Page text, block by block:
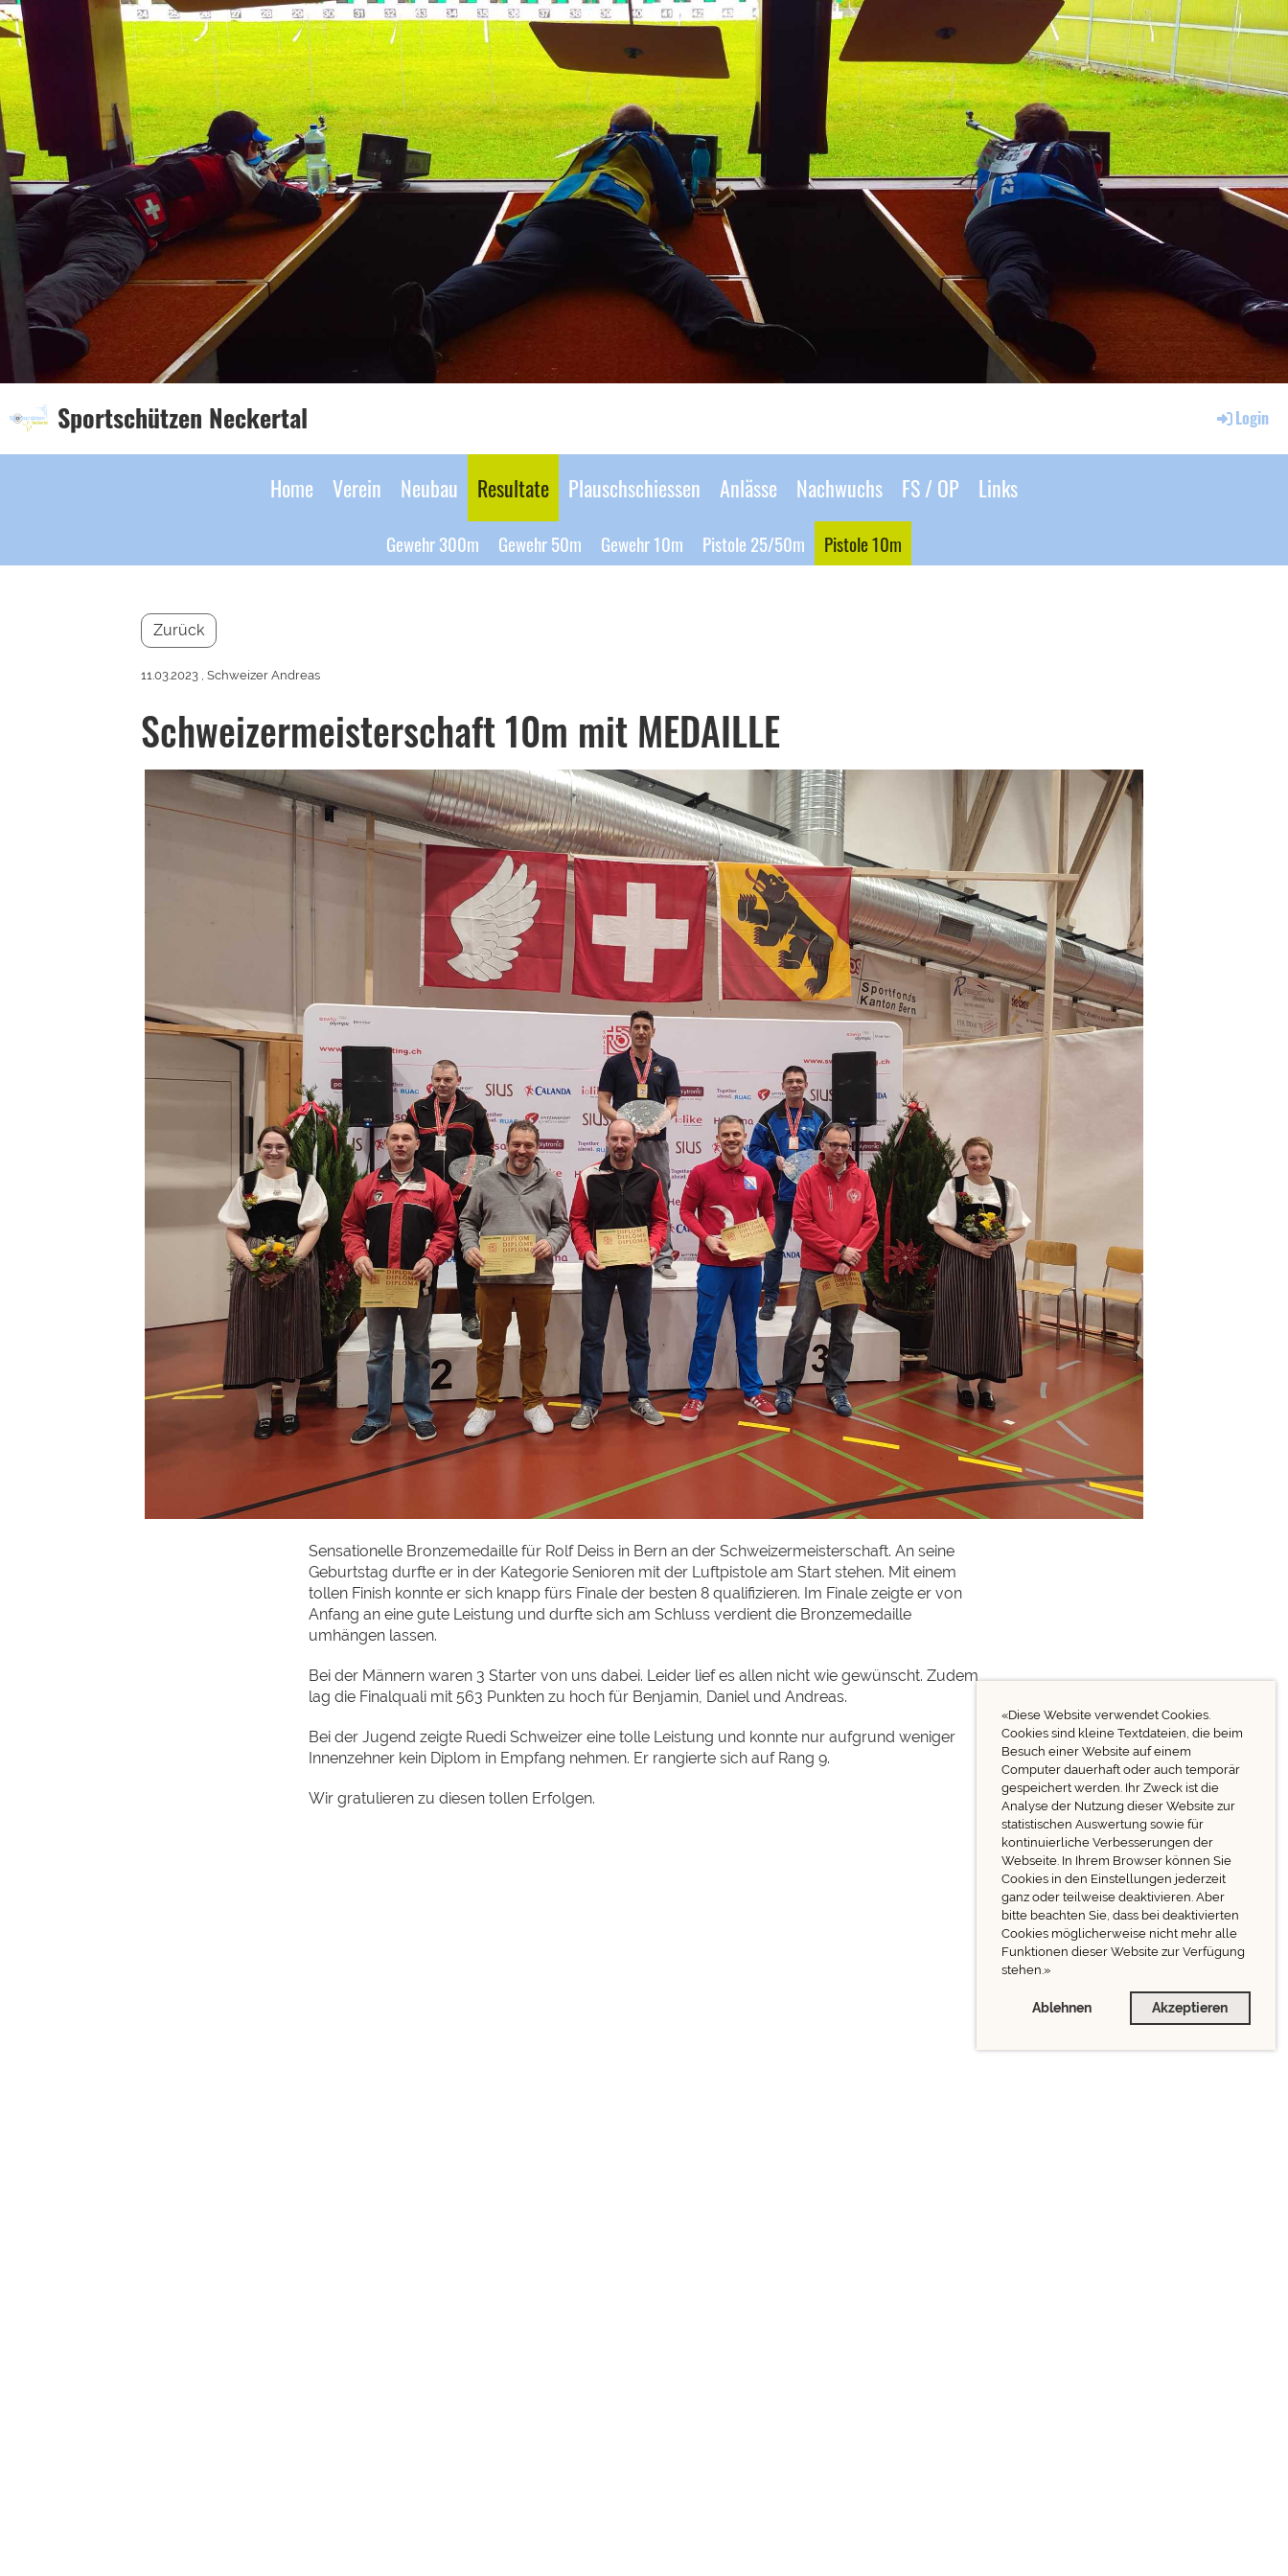
«Diese Website verwendet Cookies.
Cookies sind kleine Textdateien, die beim
Besuch einer Website auf einem
Computer dauerhaft oder auch temporär
gespeichert werden. Ihr Zweck ist die
Analyse der Nutzung dieser Website zur
statistischen Auswertung sowie für
kontinuierliche Verbesserungen der
Webseite. In Ihrem Browser können Sie
Cookies in den Einstellungen jederzeit
ganz oder teilweise deaktivieren. Aber
bitte beachten Sie, dass bei deaktivierten
Cookies möglicherweise nicht mehr alle
Funktionen dieser Website zur Verfügung
stehen.»
Ablehnen Akzeptieren
Sportschützen Neckertal Login
Home Verein Neubau Resultate Plauschschiessen Anlässe Nachwuchs FS / OP Links
Gewehr 300m Gewehr 50m Gewehr 10m Pistole 25/50m Pistole 10m
Zurück
11.03.2023 , Schweizer Andreas
Schweizermeisterschaft 10m mit MEDAILLE
Sensationelle Bronzemedaille für Rolf Deiss in Bern an der Schweizermeisterschaft. An seine
Geburtstag durfte er in der Kategorie Senioren mit der Luftpistole am Start stehen. Mit einem
tollen Finish konnte er sich knapp fürs Finale der besten 8 qualifizieren. Im Finale zeigte er von
Anfang an eine gute Leistung und durfte sich am Schluss verdient die Bronzemedaille
umhängen lassen.
Bei der Männern waren 3 Starter von uns dabei. Leider lief es allen nicht wie gewünscht. Zudem
lag die Finalquali mit 563 Punkten zu hoch für Benjamin, Daniel und Andreas.
Bei der Jugend zeigte Ruedi Schweizer eine tolle Leistung und konnte nur aufgrund weniger
Innenzehner kein Diplom in Empfang nehmen. Er rangierte sich auf Rang 9.
Wir gratulieren zu diesen tollen Erfolgen.